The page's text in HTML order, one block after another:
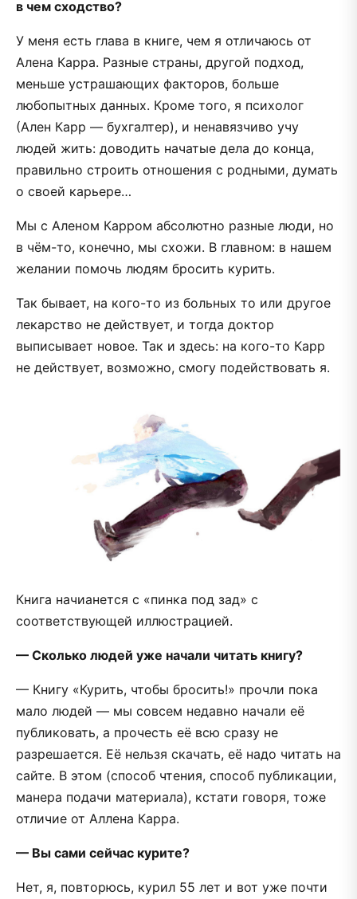
в чем сходство?
У меня есть глава в книге, чем я отличаюсь от
Алена Карра. Разные страны, другой подход,
меньше устрашающих факторов, больше
любопытных данных. Кроме того, я психолог
(Ален Карр — бухгалтер), и ненавязчиво учу
людей жить: доводить начатые дела до конца,
правильно строить отношения с родными, думать
о своей карьере…
Мы с Аленом Карром абсолютно разные люди, но
в чём-то, конечно, мы схожи. В главном: в нашем
желании помочь людям бросить курить.
Так бывает, на кого-то из больных то или другое
лекарство не действует, и тогда доктор
выписывает новое. Так и здесь: на кого-то Карр
не действует, возможно, смогу подействовать я.
Книга начианется с «пинка под зад» с
соответствующей иллюстрацией.
— Сколько людей уже начали читать книгу?
— Книгу «Курить, чтобы бросить!» прочли пока
мало людей — мы совсем недавно начали её
публиковать, а прочесть её всю сразу не
разрешается. Её нельзя скачать, её надо читать на
сайте. В этом (способ чтения, способ публикации,
манера подачи материала), кстати говоря, тоже
отличие от Аллена Карра.
— Вы сами сейчас курите?
Нет, я, повторюсь, курил 55 лет и вот уже почти